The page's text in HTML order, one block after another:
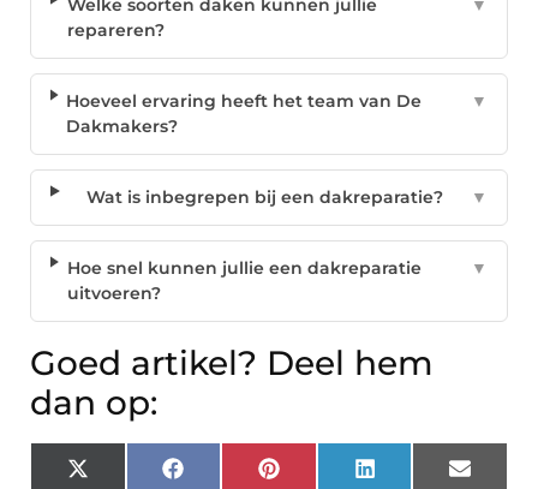
Welke soorten daken kunnen jullie
repareren?
▼
Hoeveel ervaring heeft het team van De
Dakmakers?
▼
Wat is inbegrepen bij een dakreparatie? ▼
Hoe snel kunnen jullie een dakreparatie
uitvoeren?
▼
Goed artikel? Deel hem
dan op:
X Facebook Pinterest LinkedIn Email